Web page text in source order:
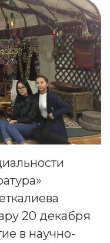
20 декабря
в научно-